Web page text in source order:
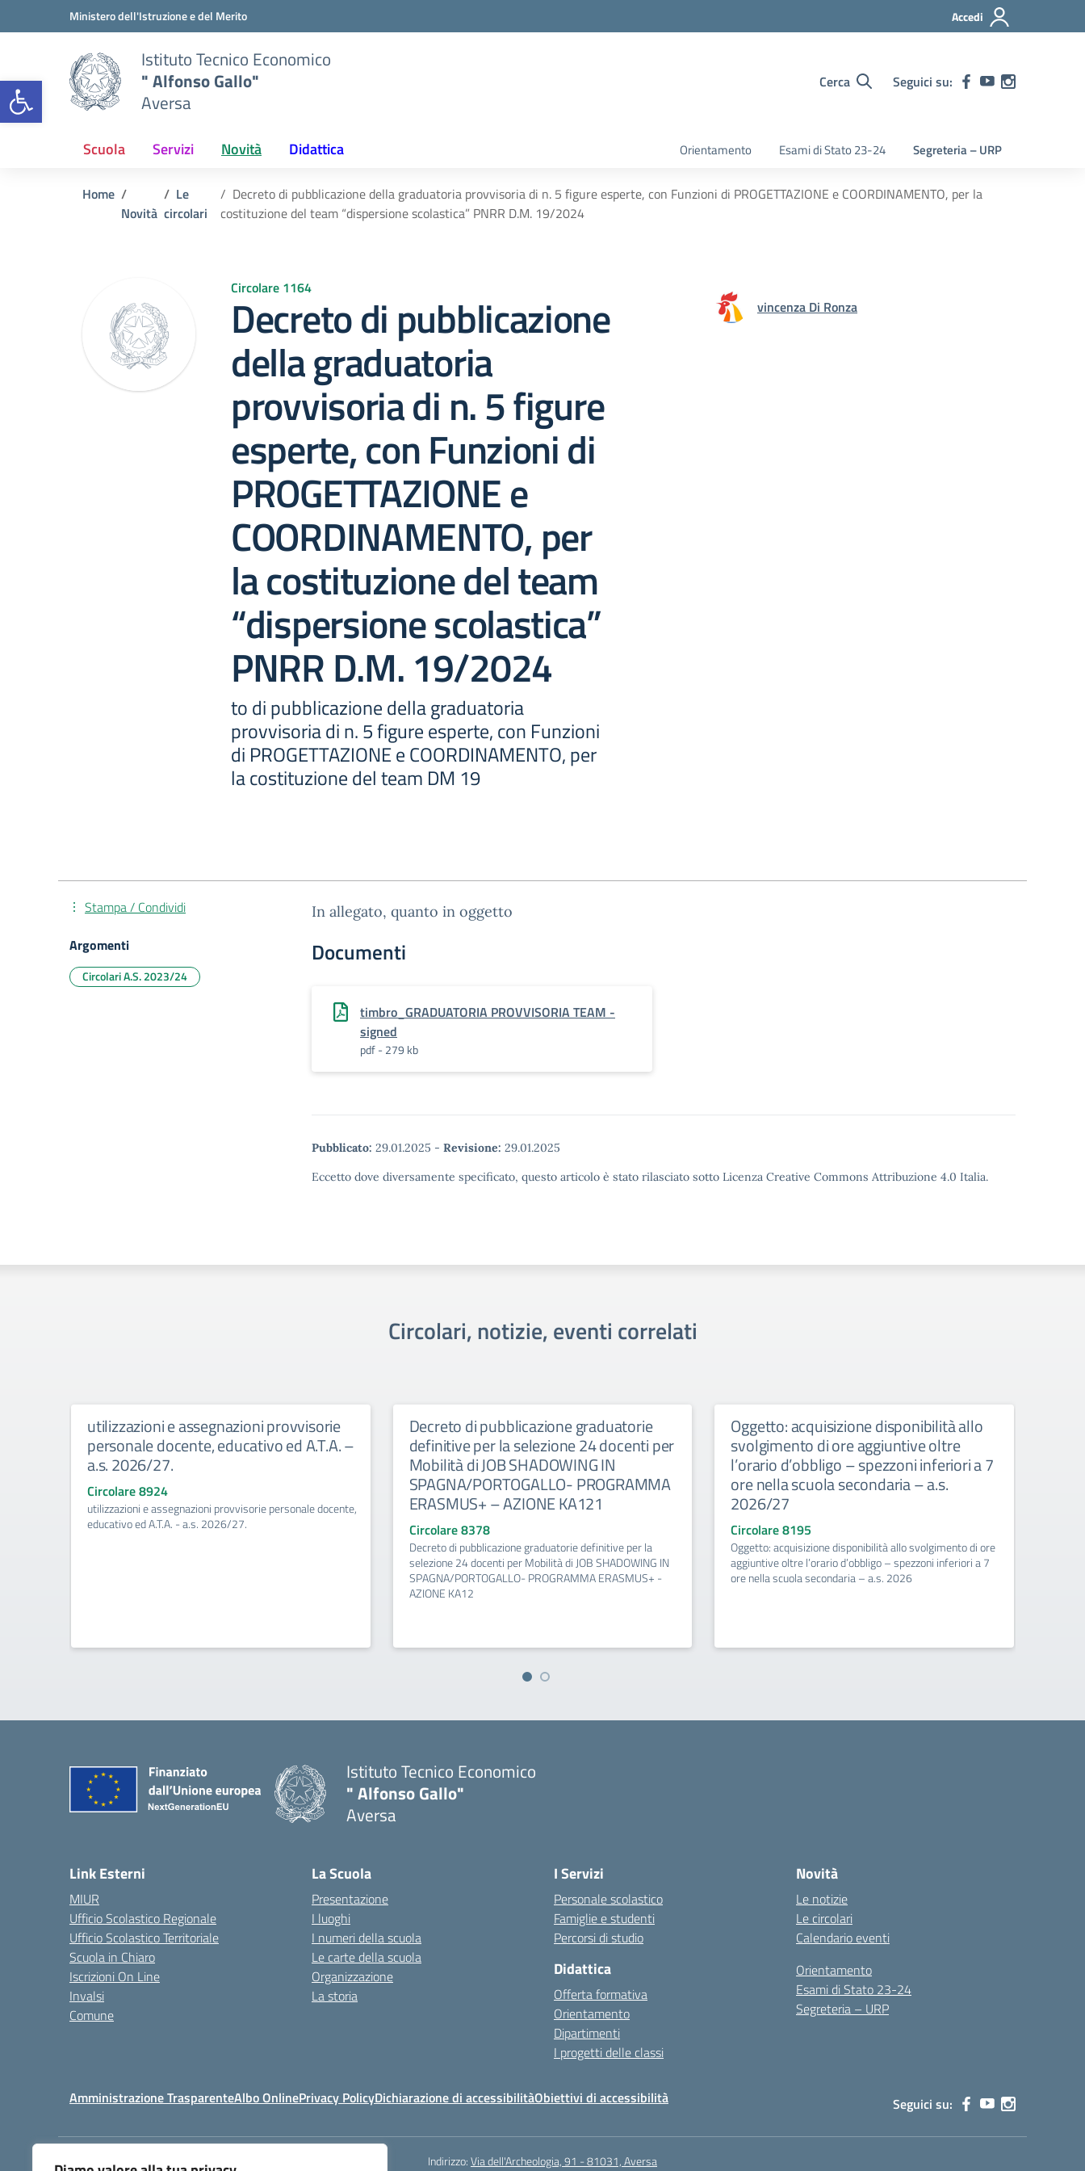
Open toolbar
Vai ai contenuti
Vai al menu di navigazioneMinistero dell'Istruzione e del Merito Accedi
Istituto Tecnico Economico
" Alfonso Gallo"
Aversa
Cerca Seguici su:
Scuola Servizi Novità Didattica Orientamento Esami di Stato 23-24 Segreteria – URP
Home
Novità
Le
circolari
Decreto di pubblicazione della graduatoria provvisoria di n. 5 figure esperte, con Funzioni di PROGETTAZIONE e COORDINAMENTO, per la
costituzione del team “dispersione scolastica” PNRR D.M. 19/2024
Circolare 1164
Decreto di pubblicazione
della graduatoria
provvisoria di n. 5 figure
esperte, con Funzioni di
PROGETTAZIONE e
COORDINAMENTO, per
la costituzione del team
“dispersione scolastica”
PNRR D.M. 19/2024
to di pubblicazione della graduatoria
provvisoria di n. 5 figure esperte, con Funzioni
di PROGETTAZIONE e COORDINAMENTO, per
la costituzione del team DM 19
vincenza Di Ronza
In allegato, quanto in oggetto
Documenti
timbro_GRADUATORIA PROVVISORIA TEAM -
signed
pdf - 279 kb
Pubblicato: 29.01.2025 - Revisione: 29.01.2025
Eccetto dove diversamente specificato, questo articolo è stato rilasciato sotto Licenza Creative Commons Attribuzione 4.0 Italia.
Stampa / Condividi
Argomenti
Circolari A.S. 2023/24
Circolari, notizie, eventi correlati
utilizzazioni e assegnazioni provvisorie
personale docente, educativo ed A.T.A. –
a.s. 2026/27.
Circolare 8924
utilizzazioni e assegnazioni provvisorie personale docente,
educativo ed A.T.A. - a.s. 2026/27.
Decreto di pubblicazione graduatorie
definitive per la selezione 24 docenti per
Mobilità di JOB SHADOWING IN
SPAGNA/PORTOGALLO- PROGRAMMA
ERASMUS+ – AZIONE KA121
Circolare 8378
Decreto di pubblicazione graduatorie definitive per la
selezione 24 docenti per Mobilità di JOB SHADOWING IN
SPAGNA/PORTOGALLO- PROGRAMMA ERASMUS+ -
AZIONE KA12
Oggetto: acquisizione disponibilità allo
svolgimento di ore aggiuntive oltre
l’orario d’obbligo – spezzoni inferiori a 7
ore nella scuola secondaria – a.s.
2026/27
Circolare 8195
Oggetto: acquisizione disponibilità allo svolgimento di ore
aggiuntive oltre l’orario d’obbligo – spezzoni inferiori a 7
ore nella scuola secondaria – a.s. 2026
Istituto Tecnico Economico
" Alfonso Gallo"
Aversa
Link Esterni
MIUR
Ufficio Scolastico Regionale
Ufficio Scolastico Territoriale
Scuola in Chiaro
Iscrizioni On Line
Invalsi
Comune
La Scuola
Presentazione
I luoghi
I numeri della scuola
Le carte della scuola
Organizzazione
La storia
I Servizi
Personale scolastico
Famiglie e studenti
Percorsi di studio
Didattica
Offerta formativa
Orientamento
Dipartimenti
I progetti delle classi
Novità
Le notizie
Le circolari
Calendario eventi
Orientamento
Esami di Stato 23-24
Segreteria – URP
Amministrazione TrasparenteAlbo OnlinePrivacy PolicyDichiarazione di accessibilitàObiettivi di accessibilità Seguici su:
Indirizzo:Via dell'Archeologia, 91 - 81031, Aversa